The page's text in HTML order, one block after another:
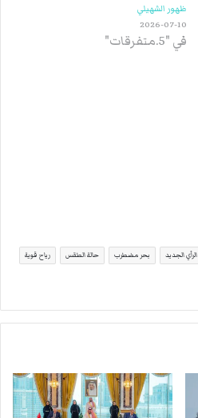
ظهور الشهيلي
2026-07-10
في "5.متفرقات"
الرأي الجديد بحر مضطرب حالة الطقس رياح قوية